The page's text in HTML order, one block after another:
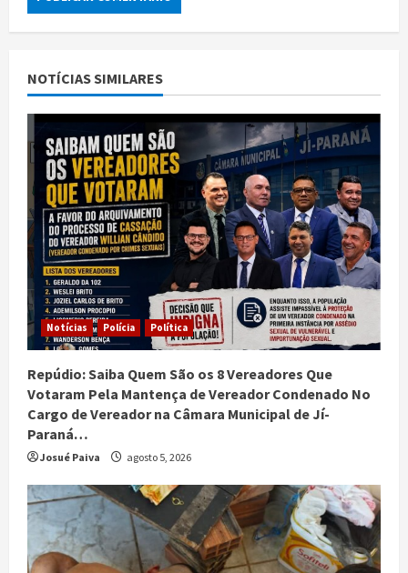
NOTÍCIAS SIMILARES
Notícias Polícia Política
Repúdio: Saiba Quem São os 8 Vereadores Que
Votaram Pela Mantença de Vereador Condenado No
Cargo de Vereador na Câmara Municipal de Jí-
Paraná…
Josué Paiva agosto 5, 2026